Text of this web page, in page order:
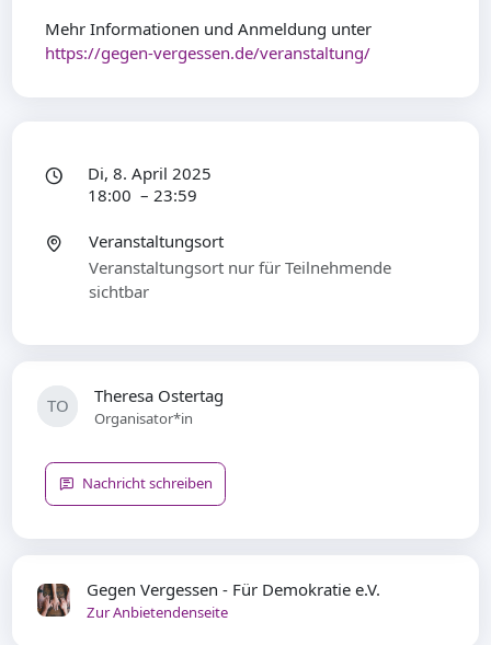
Mehr Informationen und Anmeldung unter
https://gegen-vergessen.de/veranstaltung/
Gegen Vergessen - Für Demokratie e.V.
Zur Anbietendenseite
TO Theresa Ostertag
Organisator*in
Nachricht schreiben
Di, 8. April 2025
18:00 – 23:59
Veranstaltungsort
Veranstaltungsort nur für Teilnehmende
sichtbar